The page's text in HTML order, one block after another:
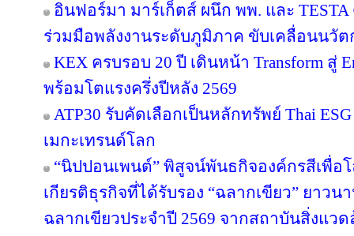
อินฟอร์มา มาร์เก็ตส์ ผนึก พพ. และ TESTA
ร่วมมือพลังงานระดับภูมิภาค ขับเคลื่อนนวัต
KEX ครบรอบ 20 ปี เดินหน้า Transform สู่
พร้อมโตแรงครึ่งปีหลัง 2569
ATP30 รับคัดเลือกเป็นหลักทรัพย์ Thai ESG
เมกะเทรนด์โลก
“นิปปอนเพนต์” พิสูจน์พันธกิจองค์กรสีเพื่อ
เกียรติธุรกิจที่ได้รับรอง “ฉลากเขียว” ยาวน
ฉลากเขียวประจำปี 2569 จากสถาบันสิ่งแว